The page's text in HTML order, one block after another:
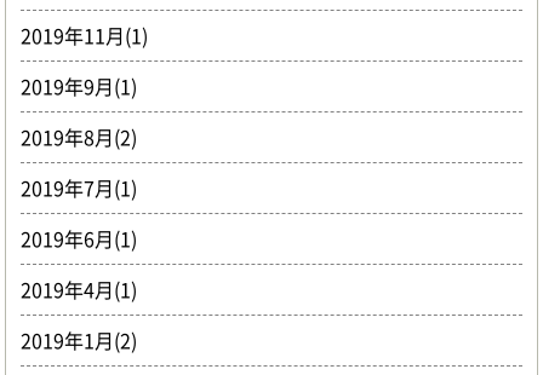
2019年11月(1)
2019年9月(1)
2019年8月(2)
2019年7月(1)
2019年6月(1)
2019年4月(1)
2019年1月(2)